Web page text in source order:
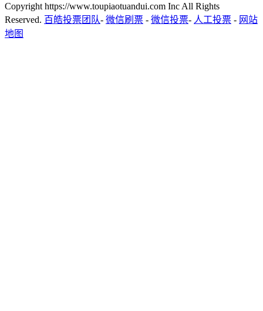
Copyright https://www.toupiaotuandui.com Inc All Rights
Reserved. 百皓投票团队- 微信刷票 - 微信投票- 人工投票 - 网站
地图